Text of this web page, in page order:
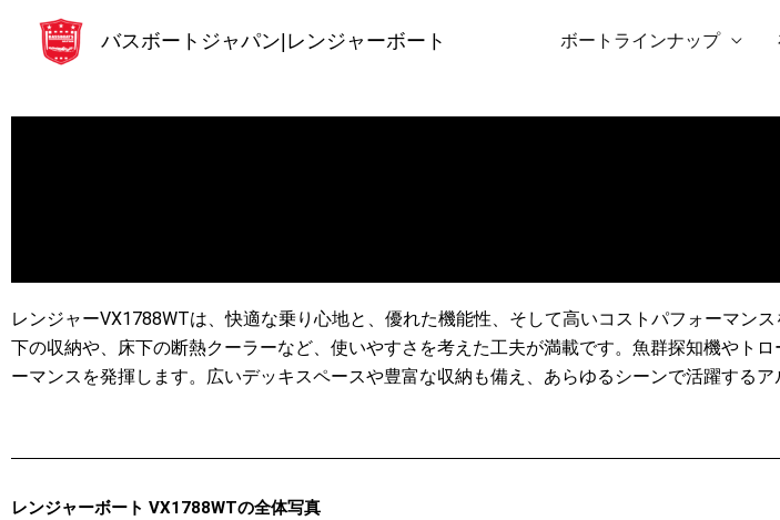
バスボートジャパン|レンジャーボート ボートラインナップ
レンジャーVX1788WTは、快適な乗り心地と、優れた機能性、そして高いコストパフォーマン
下の収納や、床下の断熱クーラーなど、使いやすさを考えた工夫が満載です。魚群探知機やト
ーマンスを発揮します。広いデッキスペースや豊富な収納も備え、あらゆるシーンで活躍するア
レンジャーボート VX1788WTの全体写真